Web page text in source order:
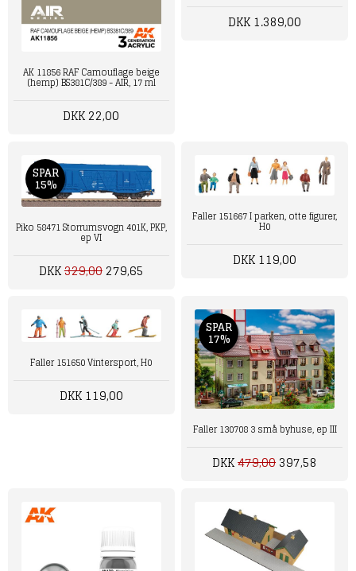
AK 11856 RAF Camouflage beige
(hemp) BS381C/389 - AIR, 17 ml
DKK 22,00
DKK 1.389,00
SPAR
15%
Piko 58471 Storrumsvogn 401K, PKP,
ep VI
DKK329,00279,65
Faller 151667 I parken, otte figurer,
H0
DKK 119,00
Faller 151650 Vintersport, H0
DKK 119,00
SPAR
17%
Faller 130708 3 små byhuse, ep III
DKK479,00397,58